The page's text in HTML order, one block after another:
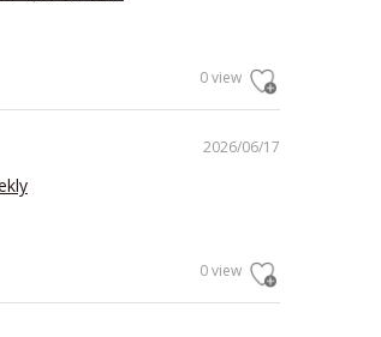
0 view
2026/06/17
0 view